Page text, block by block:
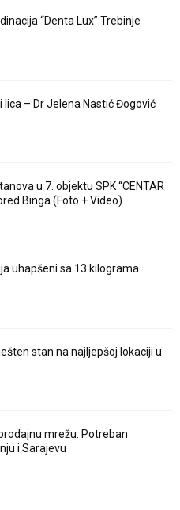
“Denta Lux” Trebinje
– Dr Jelena Nastić Đogović
u 7. objektu SPK “CENTAR
Binga (Foto + Video)
uhapšeni sa 13 kilograma
stan na najljepšoj lokaciji u
mrežu: Potreban
i Sarajevu